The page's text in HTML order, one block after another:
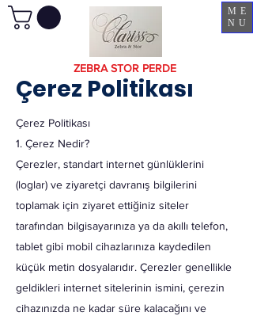
ME
NU
ZEBRA STOR PERDE
Çerez Politikası
Çerez Politikası
1. Çerez Nedir?
Çerezler, standart internet günlüklerini
(loglar) ve ziyaretçi davranış bilgilerini
toplamak için ziyaret ettiğiniz siteler
tarafından bilgisayarınıza ya da akıllı telefon,
tablet gibi mobil cihazlarınıza kaydedilen
küçük metin dosyalarıdır. Çerezler genellikle
geldikleri internet sitelerinin ismini, çerezin
cihazınızda ne kadar süre kalacağını ve